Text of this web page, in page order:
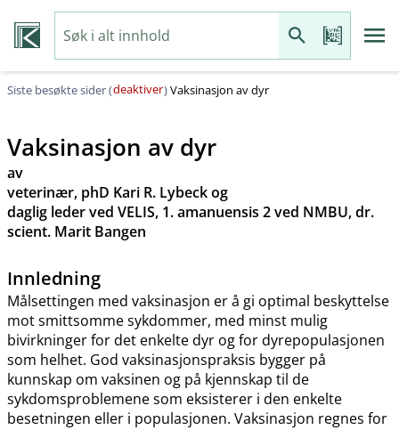
Siste besøkte sider (deaktiver)Vaksinasjon av dyr
Vaksinasjon av dyr
av
veterinær, phD Kari R. Lybeck og
daglig leder ved VELIS, 1. amanuensis 2 ved NMBU, dr.
scient. Marit Bangen
Innledning
Målsettingen med vaksinasjon er å gi optimal beskyttelse
mot smittsomme sykdommer, med minst mulig
bivirkninger for det enkelte dyr og for dyrepopulasjonen
som helhet. God vaksinasjonspraksis bygger på
kunnskap om vaksinen og på kjennskap til de
sykdomsproblemene som eksisterer i den enkelte
besetningen eller i populasjonen. Vaksinasjon regnes for